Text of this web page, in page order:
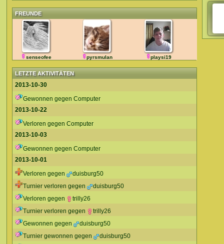
FREUNDE
senseofee pyrsmulan playsi19
LETZTE AKTIVITÄTEN
2013-10-30
Gewonnen gegen Computer
2013-10-22
Verloren gegen Computer
2013-10-03
Gewonnen gegen Computer
2013-10-01
Verloren gegen
duisburg50
Turnier verloren gegen
duisburg50
Verloren gegen
trilly26
Turnier verloren gegen
trilly26
Gewonnen gegen
duisburg50
Turnier gewonnen gegen
duisburg50